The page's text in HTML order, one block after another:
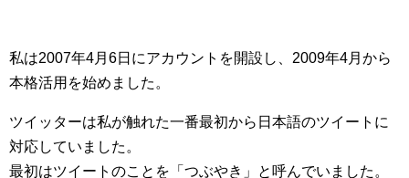
私は2007年4月6日にアカウントを開設し、2009年4月から
本格活用を始めました。
ツイッターは私が触れた一番最初から日本語のツイートに
対応していました。
最初はツイートのことを「つぶやき」と呼んでいました。